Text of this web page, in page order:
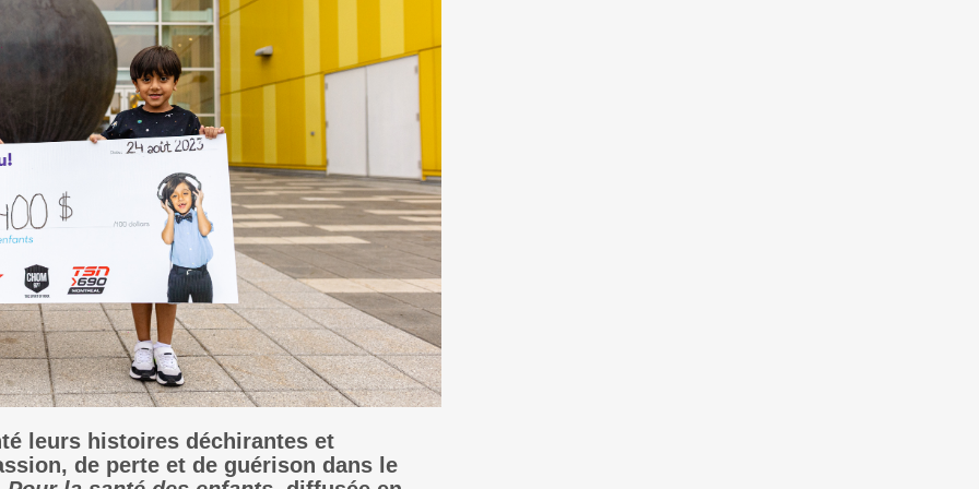
leurs histoires déchirantes et
de perte et de guérison dans le